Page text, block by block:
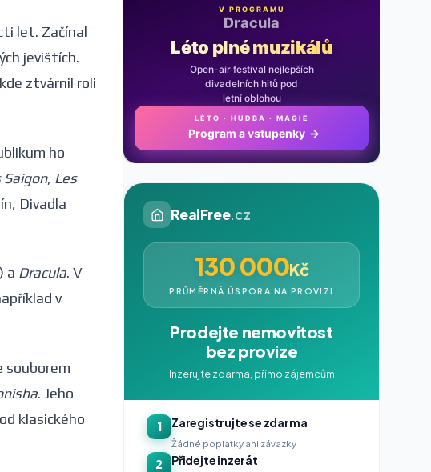
let. Začínal
jevištích.
ztvárnil roli
ho
Saigon, Les
Divadla
a Dracula. V
v
souborem
. Jeho
klasického
V PROGRAMU
Noc na Karlštejně
Léto plné muzikálů
Open-air festival nejlepších
divadelních hitů pod
letní oblohou
LÉTO · HUDBA · MAGIE
Program a vstupenky →
RealFree.cz
130 000Kč
PRŮMĚRNÁ ÚSPORA NA PROVIZI
Prodejte nemovitost
bez provize
Inzerujte zdarma, přímo zájemcům
1 Zaregistrujte se zdarma
Žádné poplatky ani závazky
2 Přidejte inzerát